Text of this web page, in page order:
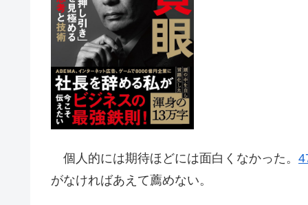
個人的には期待ほどには面白くなかった。
がなければあえて薦めない。